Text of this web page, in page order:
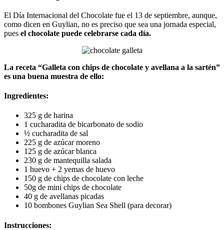
El Día Internacional del Chocolate fue el 13 de septiembre, aunque,
como dicen en Guylian, no es preciso que sea una jornada especial,
pues el chocolate puede celebrarse cada día.
La receta “Galleta con chips de chocolate y avellana a la sartén”
es una buena muestra de ello:
Ingredientes:
325 g de harina
1 cucharadita de bicarbonato de sodio
½ cucharadita de sal
225 g de azúcar moreno
125 g de azúcar blanca
230 g de mantequilla salada
1 huevo + 2 yemas de huevo
150 g de chips de chocolate con leche
50g de mini chips de chocolate
40 g de avellanas picadas
10 bombones Guylian Sea Shell (para decorar)
Instrucciones: